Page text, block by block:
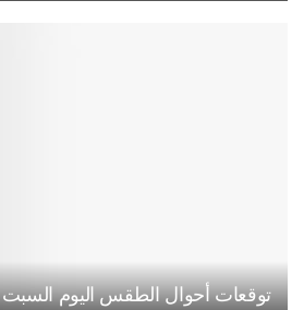
توقعات أحوال الطقس اليوم السبت